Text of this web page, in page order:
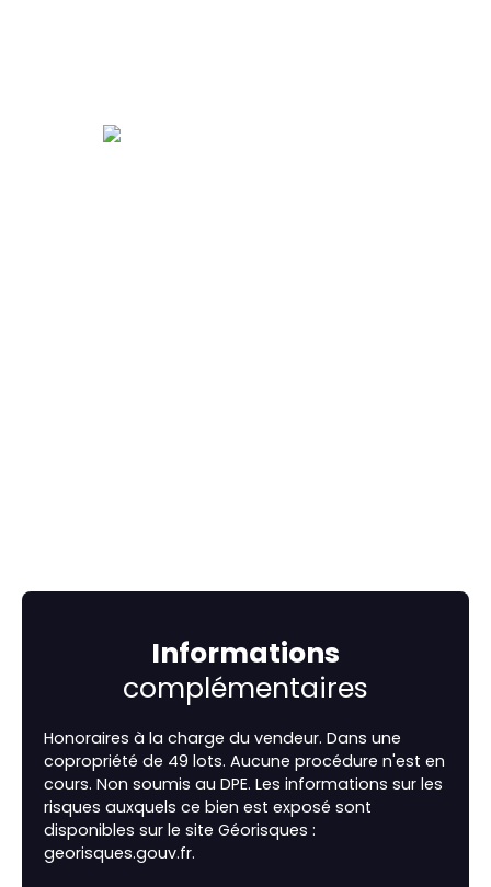
Informations
complémentaires
Honoraires à la charge du vendeur. Dans une
copropriété de 49 lots. Aucune procédure n'est en
cours. Non soumis au DPE. Les informations sur les
risques auxquels ce bien est exposé sont
disponibles sur le site Géorisques :
georisques.gouv.fr.